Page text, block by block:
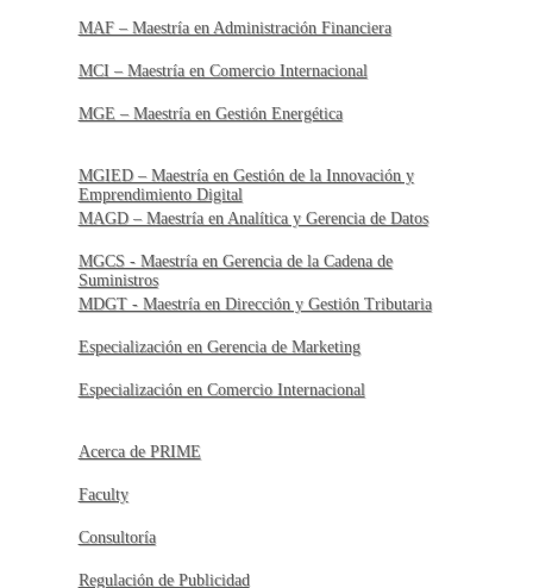
MAF – Maestría en Administración Financiera
MCI – Maestría en Comercio Internacional
MGE – Maestría en Gestión Energética
MGIED – Maestría en Gestión de la Innovación y
Emprendimiento Digital
MAGD – Maestría en Analítica y Gerencia de Datos
MGCS - Maestría en Gerencia de la Cadena de
Suministros
MDGT - Maestría en Dirección y Gestión Tributaria
Especialización en Gerencia de Marketing
Especialización en Comercio Internacional
Acerca de PRIME
Faculty
Consultoría
Regulación de Publicidad